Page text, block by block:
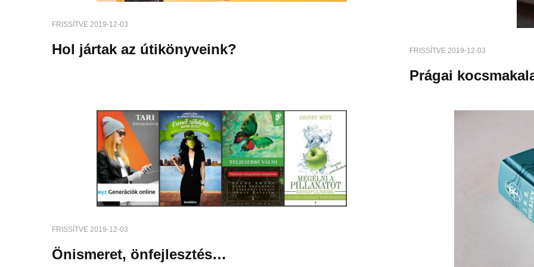
FRISSÍTVE 2019-12-03
Hol jártak az útikönyveink? FRISSÍTVE 2019-12-03
Prágai
FRISSÍTVE 2019-12-03
Önismeret, önfejlesztés…